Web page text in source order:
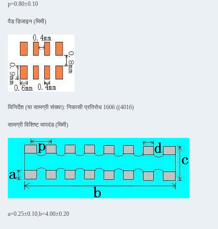
p=0.80±0.10
पैड डिजाइन (मिमी)
विनिर्देश (या सामग्री संख्या): निकासी प्रतिरोध 1606 ((4016)
सामग्री विशिष्ट मापदंड (मिमी)
a=0.25±0.10,b=4.00±0.20